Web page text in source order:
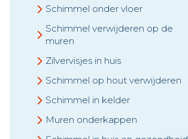
Schimmel onder vloer
Schimmel verwijderen op de
muren
Zilvervisjes in huis
Schimmel op hout verwijderen
Schimmel in kelder
Muren onderkappen